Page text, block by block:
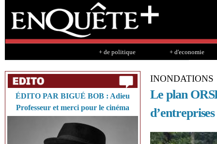
+ de politique + d'economie
ÉDITO PAR BIGUÉ BOB : Adieu
Professeur et merci pour le cinéma
INONDATIONS
Le plan